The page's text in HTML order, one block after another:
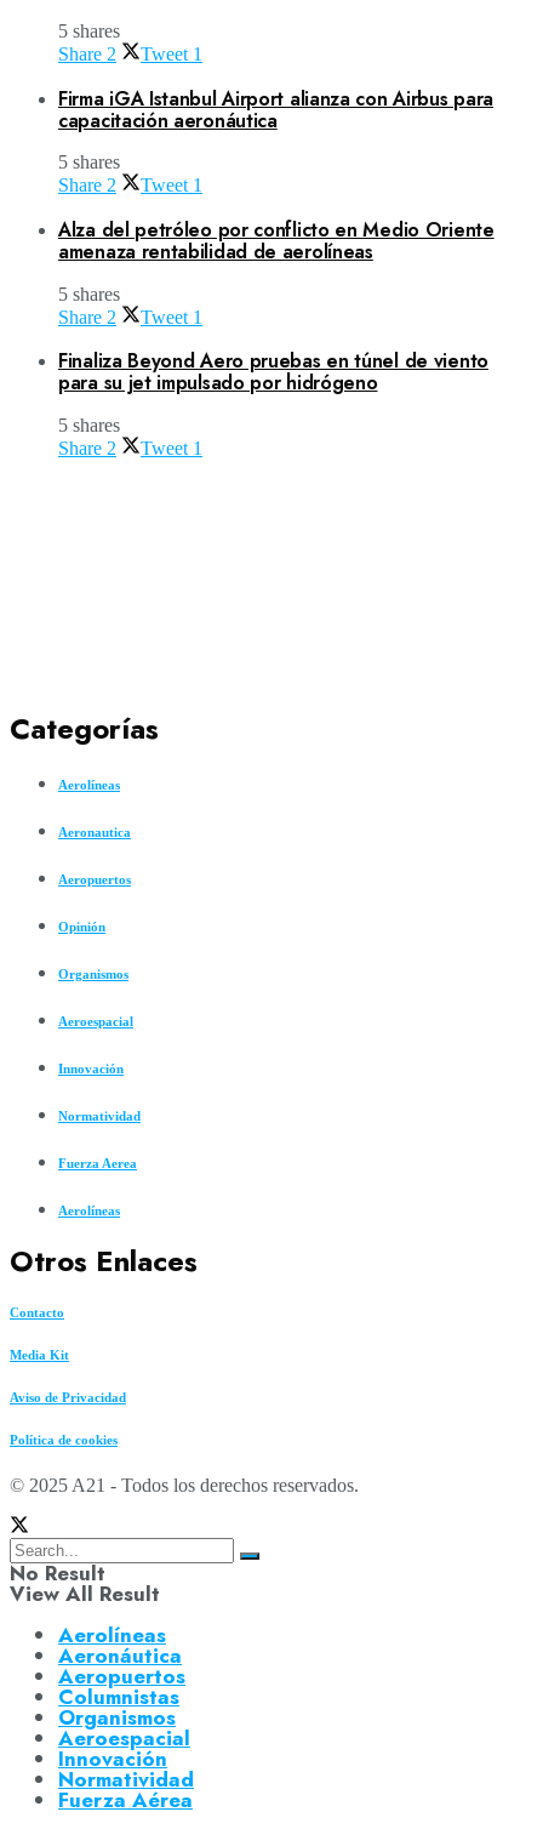
5 shares
Share 2 Tweet 1
Firma iGA Istanbul Airport alianza con Airbus para
capacitación aeronáutica
5 shares
Share 2 Tweet 1
Alza del petróleo por conflicto en Medio Oriente
amenaza rentabilidad de aerolíneas
5 shares
Share 2 Tweet 1
Finaliza Beyond Aero pruebas en túnel de viento
para su jet impulsado por hidrógeno
5 shares
Share 2 Tweet 1
Categorías
Aerolíneas
Aeronautica
Aeropuertos
Opinión
Organismos
Aeroespacial
Innovación
Normatividad
Fuerza Aerea
Aerolíneas
Otros Enlaces
Contacto
Media Kit
Aviso de Privacidad
Política de cookies
© 2025 A21 - Todos los derechos reservados.
No Result
View All Result
Aerolíneas
Aeronáutica
Aeropuertos
Columnistas
Organismos
Aeroespacial
Innovación
Normatividad
Fuerza Aérea